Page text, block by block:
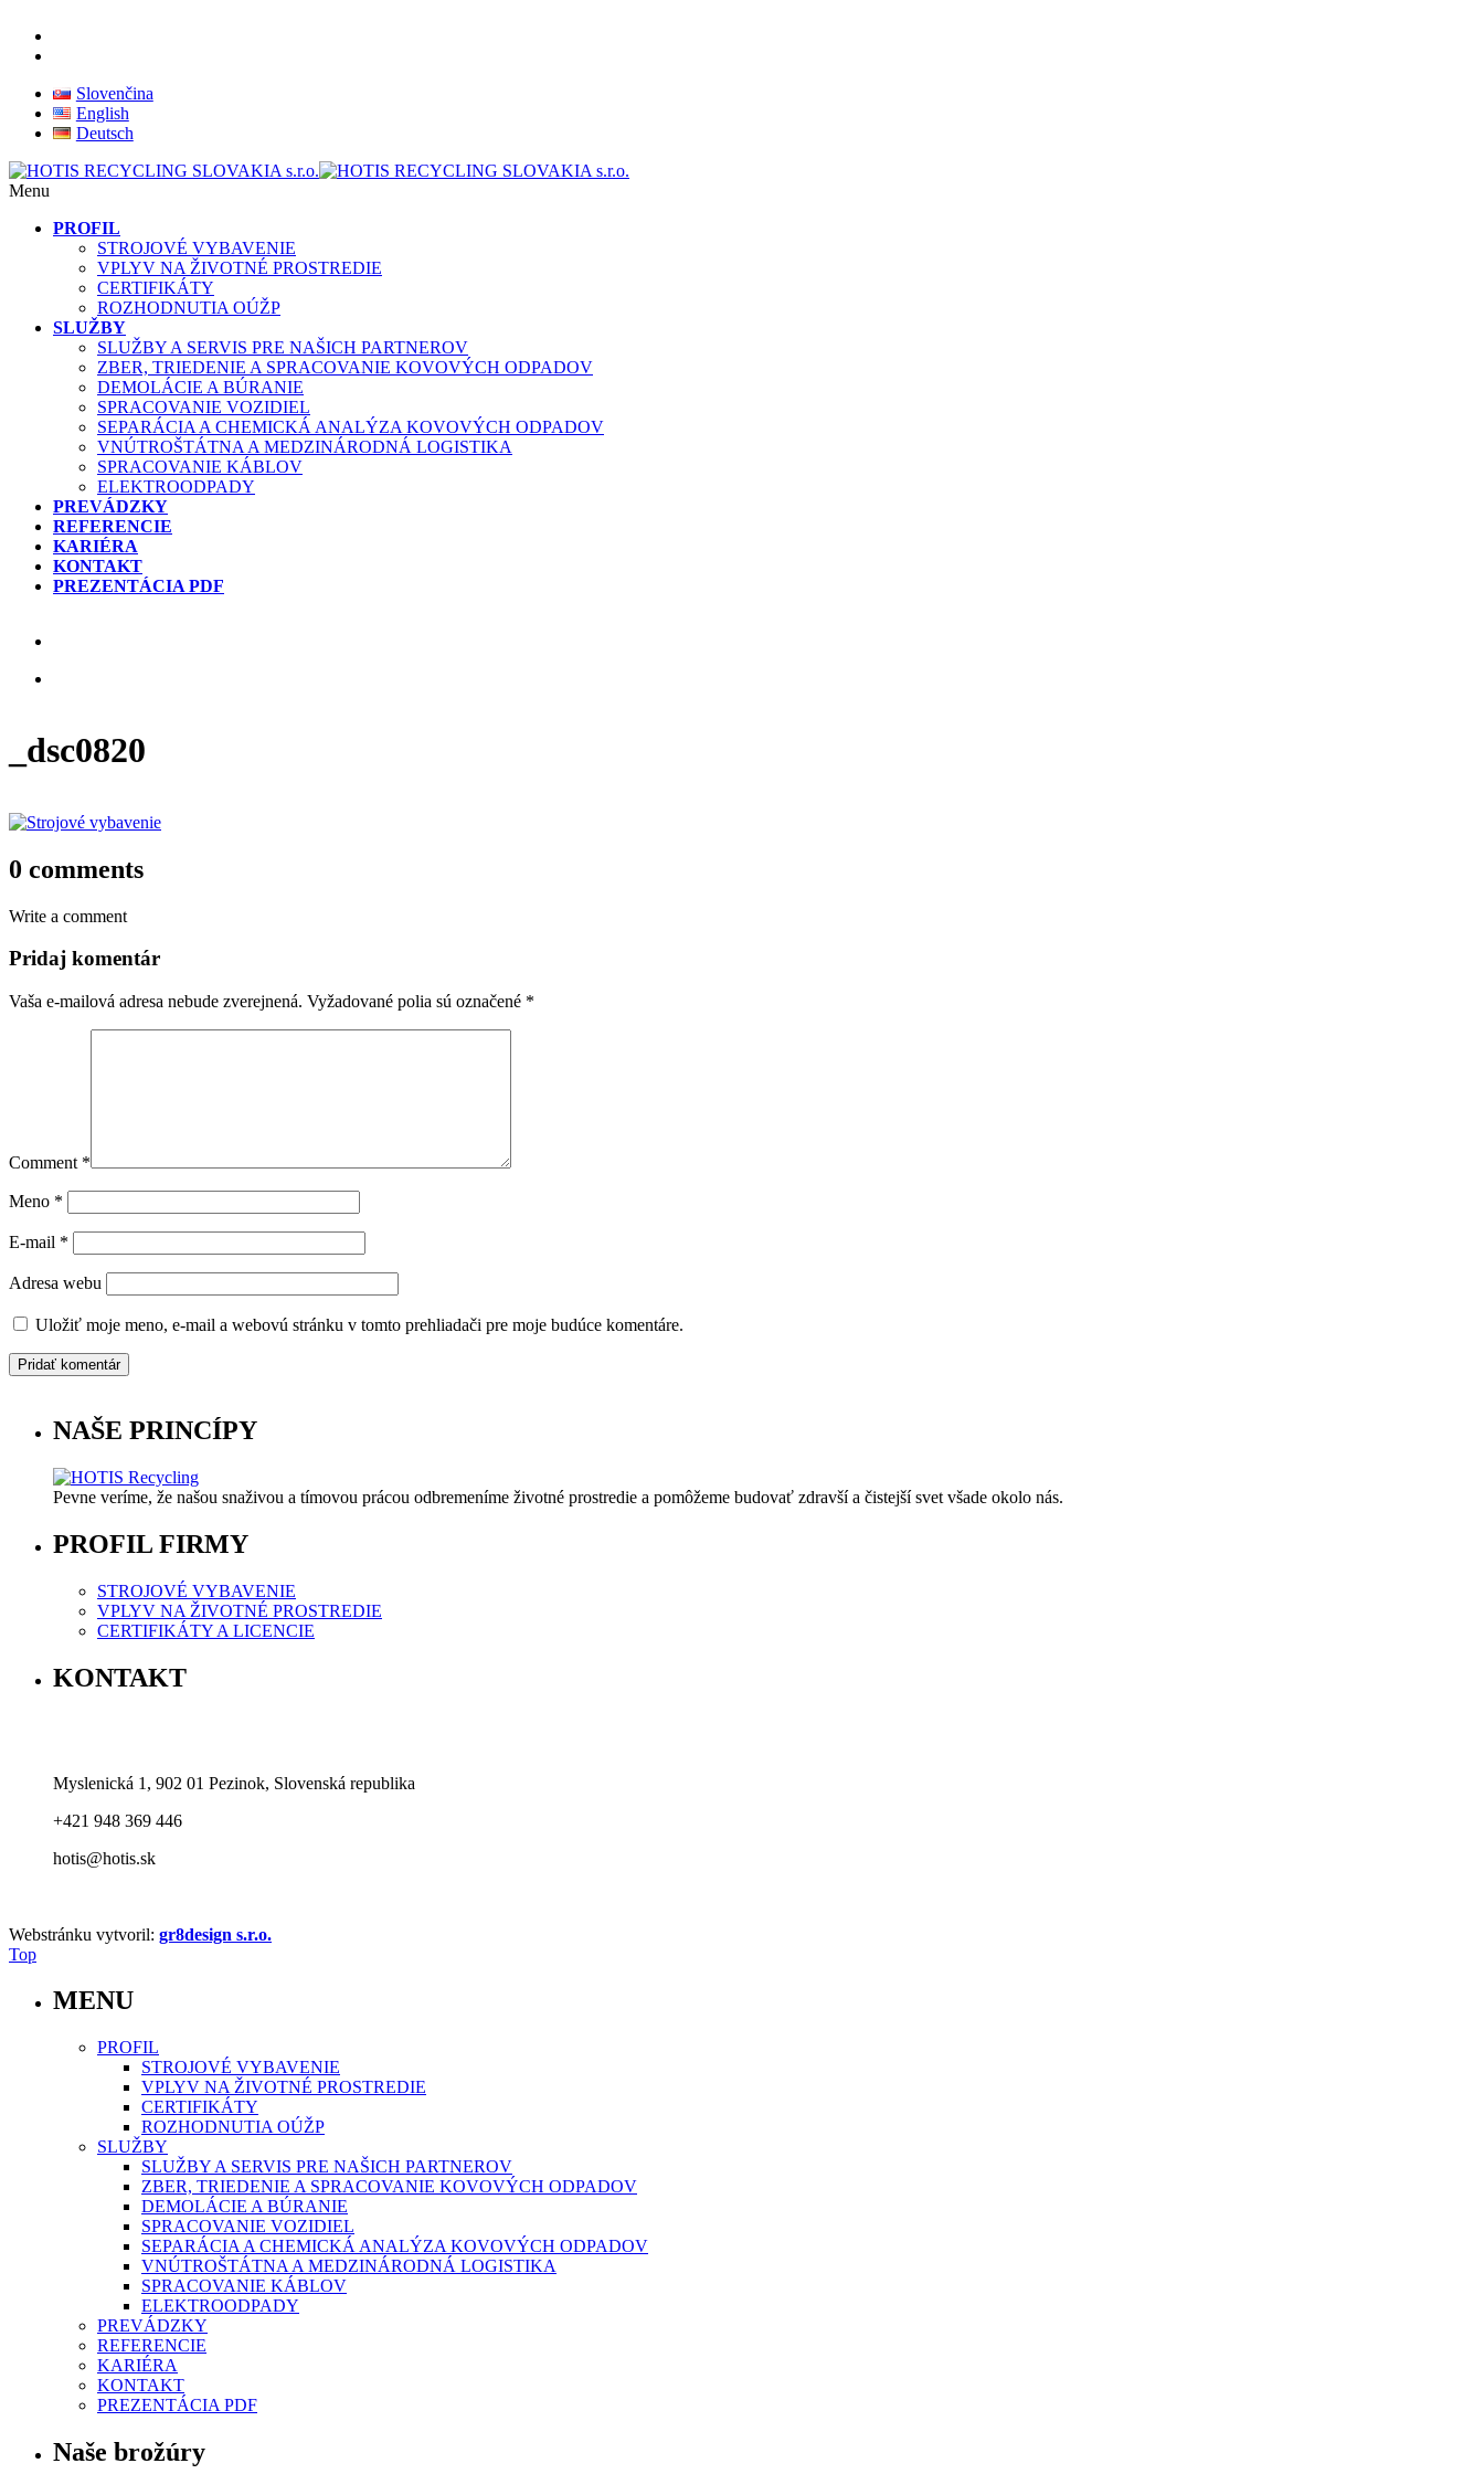
Slovenčina
English
Deutsch
Menu
PROFIL
STROJOVÉ VYBAVENIE
VPLYV NA ŽIVOTNÉ PROSTREDIE
CERTIFIKÁTY
ROZHODNUTIA OÚŽP
SLUŽBY
SLUŽBY A SERVIS PRE NAŠICH PARTNEROV
ZBER, TRIEDENIE A SPRACOVANIE KOVOVÝCH ODPADOV
DEMOLÁCIE A BÚRANIE
SPRACOVANIE VOZIDIEL
SEPARÁCIA A CHEMICKÁ ANALÝZA KOVOVÝCH ODPADOV
VNÚTROŠTÁTNA A MEDZINÁRODNÁ LOGISTIKA
SPRACOVANIE KÁBLOV
ELEKTROODPADY
PREVÁDZKY
REFERENCIE
KARIÉRA
KONTAKT
PREZENTÁCIA PDF
_dsc0820
0 comments
Write a comment
Pridaj komentár
Vaša e-mailová adresa nebude zverejnená. Vyžadované polia sú označené *
Comment *
Meno *
E-mail *
Adresa webu
Uložiť moje meno, e-mail a webovú stránku v tomto prehliadači pre moje budúce komentáre.
NAŠE PRINCÍPY
Pevne veríme, že našou snaživou a tímovou prácou odbremeníme životné prostredie a pomôžeme budovať zdravší a čistejší svet všade okolo nás.
PROFIL FIRMY
STROJOVÉ VYBAVENIE
VPLYV NA ŽIVOTNÉ PROSTREDIE
CERTIFIKÁTY A LICENCIE
KONTAKT
Myslenická 1, 902 01 Pezinok, Slovenská republika
+421 948 369 446
hotis@hotis.sk
Webstránku vytvoril: gr8design s.r.o.
Top
MENU
PROFIL
STROJOVÉ VYBAVENIE
VPLYV NA ŽIVOTNÉ PROSTREDIE
CERTIFIKÁTY
ROZHODNUTIA OÚŽP
SLUŽBY
SLUŽBY A SERVIS PRE NAŠICH PARTNEROV
ZBER, TRIEDENIE A SPRACOVANIE KOVOVÝCH ODPADOV
DEMOLÁCIE A BÚRANIE
SPRACOVANIE VOZIDIEL
SEPARÁCIA A CHEMICKÁ ANALÝZA KOVOVÝCH ODPADOV
VNÚTROŠTÁTNA A MEDZINÁRODNÁ LOGISTIKA
SPRACOVANIE KÁBLOV
ELEKTROODPADY
PREVÁDZKY
REFERENCIE
KARIÉRA
KONTAKT
PREZENTÁCIA PDF
Naše brožúry